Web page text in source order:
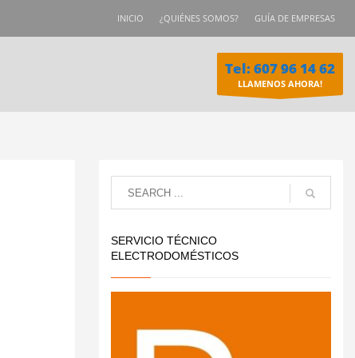
INICIO ¿QUIÉNES SOMOS? GUÍA DE EMPRESAS
Tel: 607 96 14 62
LLAMENOS AHORA!
SERVICIO TÉCNICO
ELECTRODOMÉSTICOS